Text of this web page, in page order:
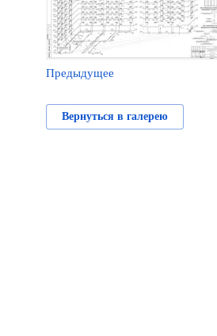
Предыдущее
Вернуться в галерею